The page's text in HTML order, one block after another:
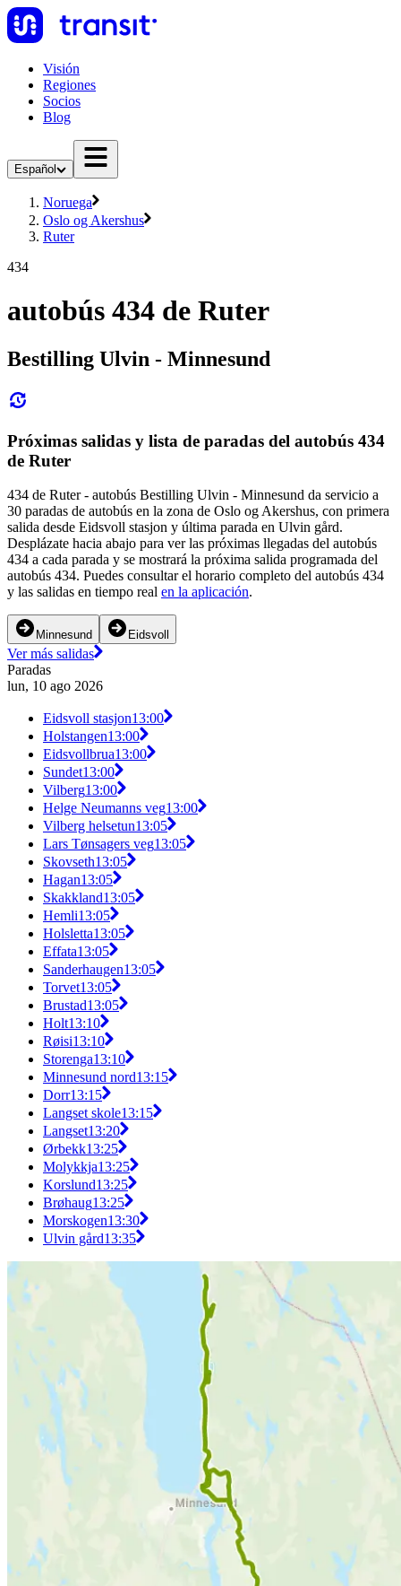
Visión
Regiones
Socios
Blog
Español
Noruega
Oslo og Akershus
Ruter
434
autobús 434 de Ruter
Bestilling Ulvin - Minnesund
Próximas salidas y lista de paradas del autobús 434
de Ruter
434 de Ruter - autobús Bestilling Ulvin - Minnesund da servicio a
30 paradas de autobús en la zona de Oslo og Akershus, con primera
salida desde Eidsvoll stasjon y última parada en Ulvin gård.
Desplázate hacia abajo para ver las próximas llegadas del autobús
434 a cada parada y se mostrará la próxima salida programada del
autobús 434. Puedes consultar el horario completo del autobús 434
y las salidas en tiempo real en la aplicación.
Minnesund Eidsvoll
Ver más salidas
Paradas
lun, 10 ago 2026
Eidsvoll stasjon13:00
Holstangen13:00
Eidsvollbrua13:00
Sundet13:00
Vilberg13:00
Helge Neumanns veg13:00
Vilberg helsetun13:05
Lars Tønsagers veg13:05
Skovseth13:05
Hagan13:05
Skakkland13:05
Hemli13:05
Holsletta13:05
Effata13:05
Sanderhaugen13:05
Torvet13:05
Brustad13:05
Holt13:10
Røisi13:10
Storenga13:10
Minnesund nord13:15
Dorr13:15
Langset skole13:15
Langset13:20
Ørbekk13:25
Molykkja13:25
Korslund13:25
Brøhaug13:25
Morskogen13:30
Ulvin gård13:35